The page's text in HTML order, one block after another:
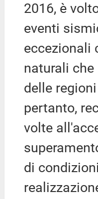
2016, è
eventi
eccezionali
naturali
delle
pertanto,
volte
di